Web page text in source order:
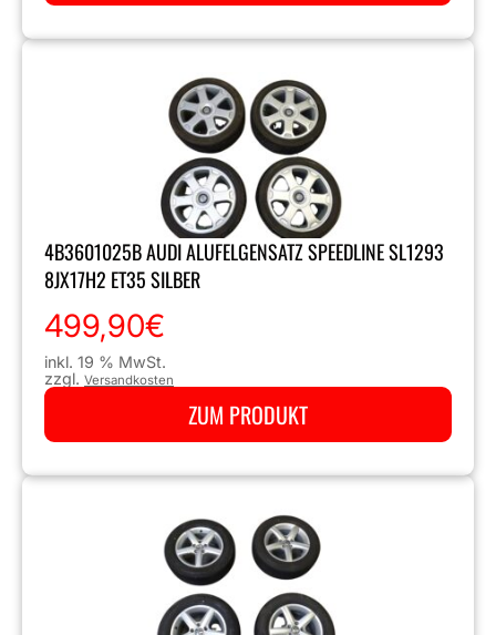
4B3601025B AUDI ALUFELGENSATZ SPEEDLINE SL1293
8JX17H2 ET35 SILBER
499,90€
inkl. 19 % MwSt.
zzgl. Versandkosten
ZUM PRODUKT